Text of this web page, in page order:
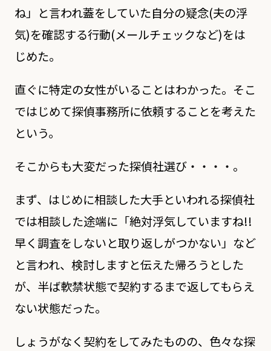
ね」と言われ蓋をしていた自分の疑念(夫の浮
気)を確認する行動(メールチェックなど)をは
じめた。
直ぐに特定の女性がいることはわかった。そこ
ではじめて探偵事務所に依頼することを考えた
という。
そこからも大変だった探偵社選び・・・・。
まず、はじめに相談した大手といわれる探偵社
では相談した途端に「絶対浮気していますね!!
早く調査をしないと取り返しがつかない」など
と言われ、検討しますと伝えた帰ろうとした
が、半ば軟禁状態で契約するまで返してもらえ
ない状態だった。
しょうがなく契約をしてみたものの、色々な探